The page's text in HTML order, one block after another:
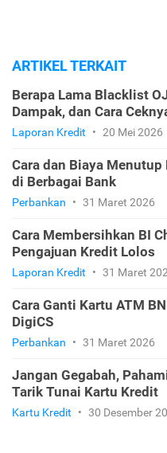
ARTIKEL TERKAIT
Berapa Lama Blacklist
Dampak, dan Cara
Laporan Kredit • 20 Mei 2026
Cara dan Biaya
di Berbagai Bank
Perbankan • 31 Maret 2026
Cara Membersihkan BI
Pengajuan Kredit Lolos
Laporan Kredit • 31 Maret
Cara Ganti Kartu ATM
DigiCS
Perbankan • 31 Maret 2026
Jangan Gegabah,
Tarik Tunai Kartu Kredit
Kartu Kredit • 30 Desember